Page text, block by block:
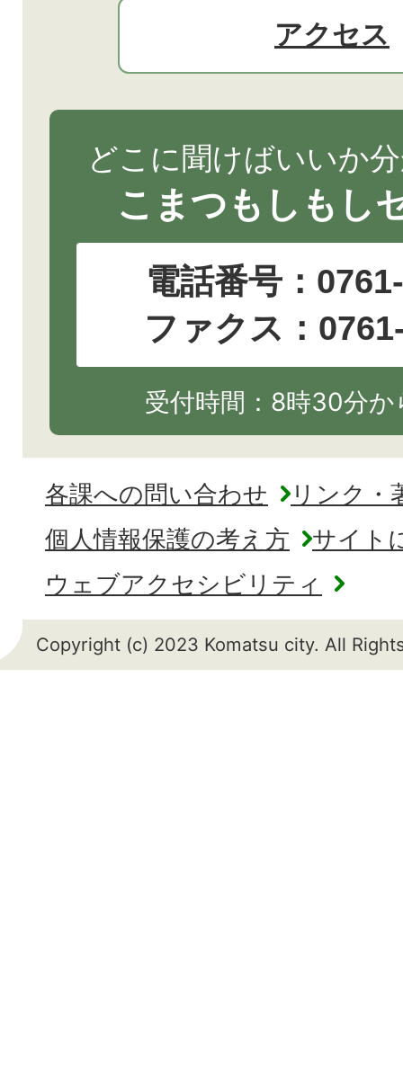
アクセス
どこに聞けばいいか
こまつもしもし
電話番号：
ファクス：
受付時間：8時30分
各課への問い合わせ
リンク・
個人情報保護の考え方
サイト
ウェブアクセシビリティ
Copyright (c) 2023 Komatsu city. All